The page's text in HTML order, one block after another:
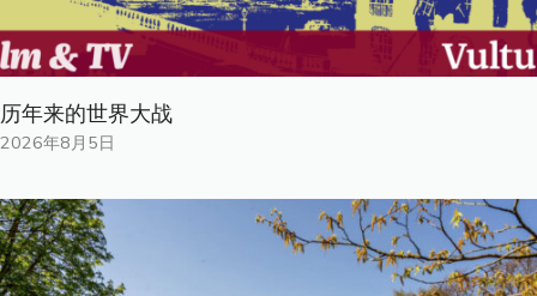
历年来的世界大战
2026年8月5日